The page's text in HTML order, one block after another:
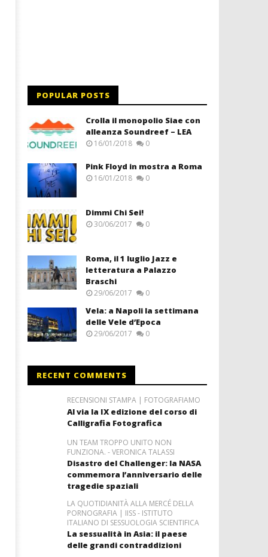
POPULAR POSTS
Crolla il monopolio Siae con
alleanza Soundreef – LEA
16/01/2018 0
Pink Floyd in mostra a Roma
16/01/2018 0
Dimmi Chi Sei!
30/06/2017 0
Roma, il 1 luglio Jazz e
letteratura a Palazzo
Braschi
29/06/2017 0
Vela: a Napoli la settimana
delle Vele d’Epoca
29/06/2017 0
RECENT COMMENTS
RECENSIONI STAMPA | FOTOGRAFIAMO
Al via la IX edizione del corso di
Calligrafia Fotografica
UN TEAM TROPPO UNITO NON
FUNZIONA. - VERONICA TALASSI
Disastro del Challenger: la NASA
commemora l’anniversario delle
tragedie spaziali
LA QUOTIDIANITÀ ALLA MERCÉ DELLA
PORNOGRAFIA | IISS - ISTITUTO
ITALIANO DI SESSUOLOGIA SCIENTIFICA
La sessualità in Asia: il paese
delle grandi contraddizioni